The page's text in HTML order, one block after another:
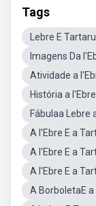
Tags
Lebre E
Imagens Da
Atividade a
História a
Fábulaa Lebre
A l'Ebre E a
A l'Ebre E a
A l'Ebre E a
A BorboletaE